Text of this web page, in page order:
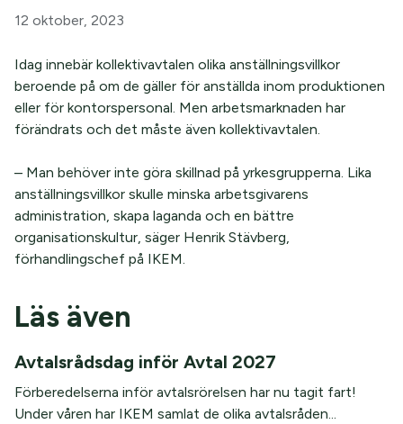
12 oktober, 2023
Idag innebär kollektivavtalen olika anställningsvillkor
beroende på om de gäller för anställda inom produktionen
eller för kontorspersonal. Men arbetsmarknaden har
förändrats och det måste även kollektivavtalen.
– Man behöver inte göra skillnad på yrkesgrupperna. Lika
anställningsvillkor skulle minska arbetsgivarens
administration, skapa laganda och en bättre
organisationskultur, säger Henrik Stävberg,
förhandlingschef på IKEM.
Läs även
Avtalsrådsdag inför Avtal 2027
Förberedelserna inför avtalsrörelsen har nu tagit fart!
Under våren har IKEM samlat de olika avtalsråden...